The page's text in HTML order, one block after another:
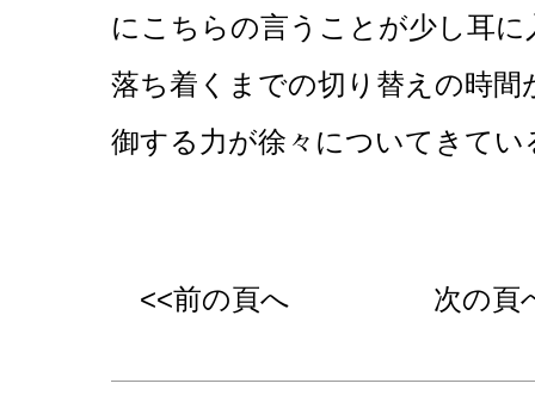
にこちらの言うことが少し耳
落ち着くまでの切り替えの時
御する力が徐々についてきて
<<前の頁へ 次の頁